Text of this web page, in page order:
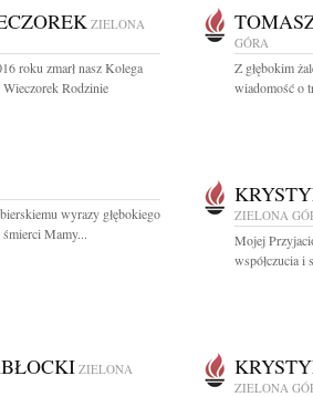
ZIELONA
roku zmarł nasz Kolega
Rodzinie
GÓRA
Z głębokim
wiadomość o
wyrazy głębokiego
Mamy...
ZIELONA
Mojej
współczucia i
ZIELONA
ZIELONA